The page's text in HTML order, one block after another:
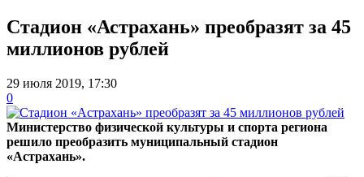
Стадион «Астрахань» преобразят за 45
миллионов рублей
29 июля 2019, 17:30
0
Министерство физической культуры и спорта региона
решило преобразить муниципальный стадион
«Астрахань».